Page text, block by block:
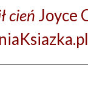
cień Joyce